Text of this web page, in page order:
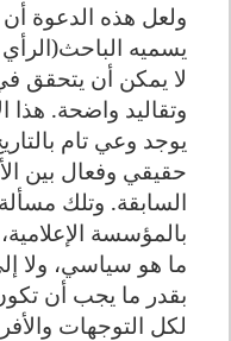
ولعل هذه الدعوة
يسميه الباحث(الرأي
لا يمكن أن يتحقق
وتقاليد واضحة. هذا
يوجد وعي تام
حقيقي وفعال بين
السابقة. وتلك
بالمؤسسة
ما هو سياسي، ولا
بقدر ما يجب أن
لكل التوجهات